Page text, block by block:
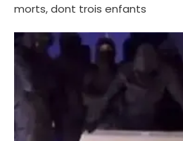
morts, dont trois enfants